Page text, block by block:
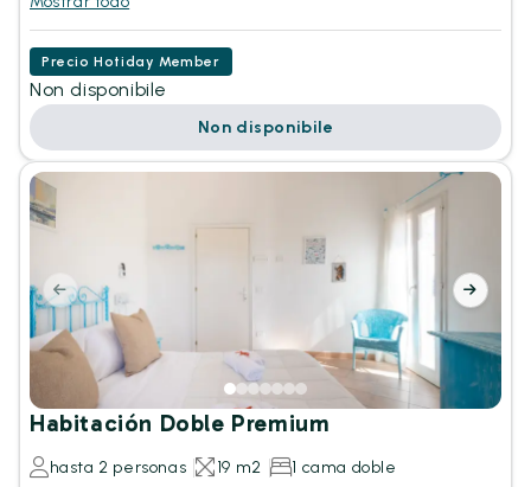
Precio Hotiday Member
Non disponibile
Non disponibile
Habitación Doble Premium
hasta 2 personas 19 m2 1 cama doble